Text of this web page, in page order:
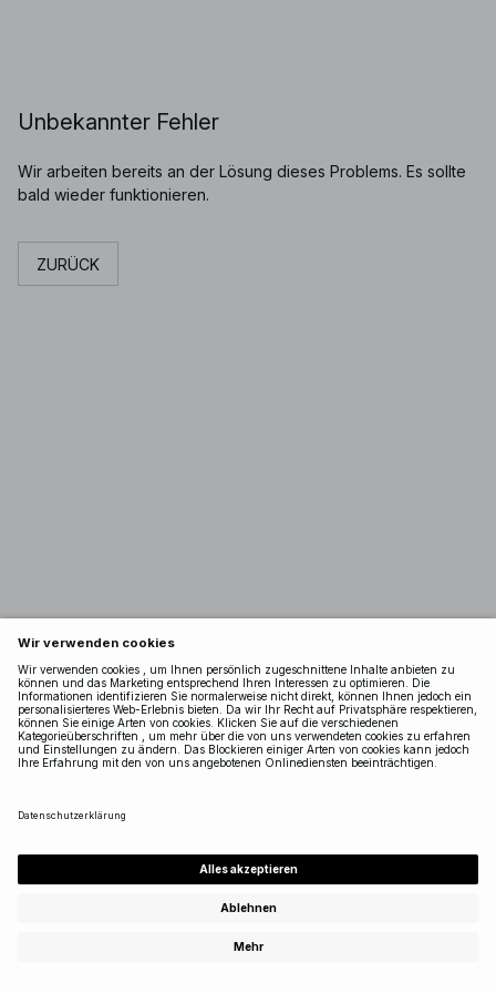
Unbekannter Fehler
Wir arbeiten bereits an der Lösung dieses Problems. Es sollte
bald wieder funktionieren.
ZURÜCK